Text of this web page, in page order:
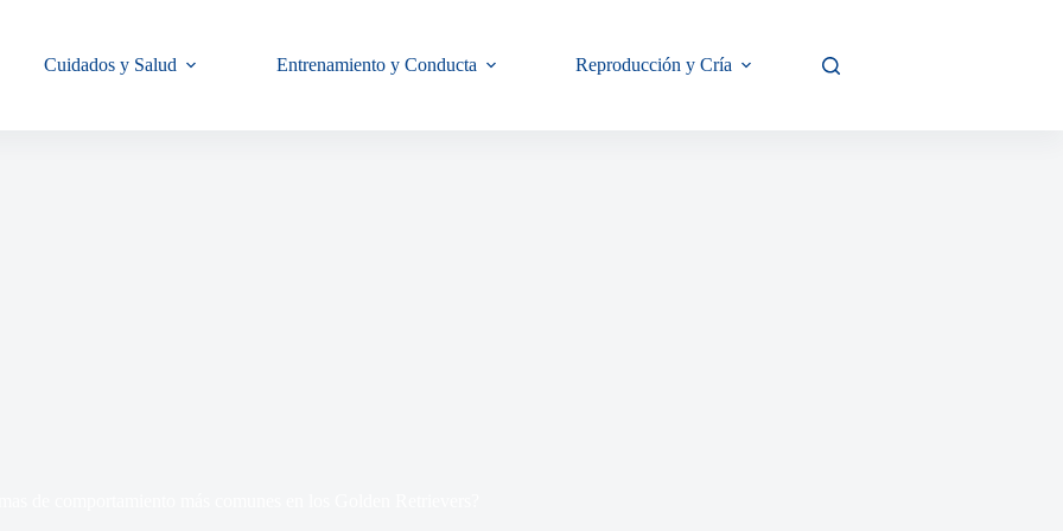
Cuidados y Salud Entrenamiento y Conducta Reproducción y Cría